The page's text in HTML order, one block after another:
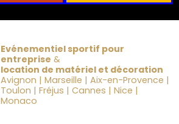
Evénementiel sportif pour
entreprise &
location de matériel et décoration
Avignon | Marseille | Aix-en-Provence |
Toulon | Fréjus | Cannes | Nice |
Monaco